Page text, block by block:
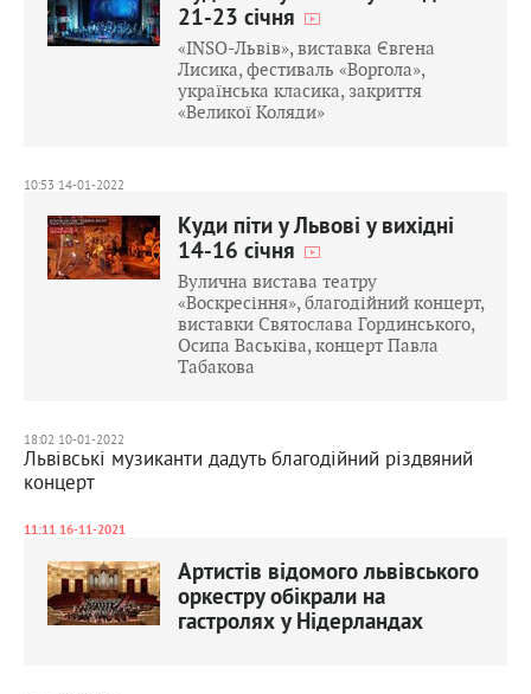
21-23 січня
«INSO-Львів», виставка Євгена
Лисика, фестиваль «Воргола»,
українська класика, закриття
«Великої Коляди»
10:53 14-01-2022
Куди піти у Львові у вихідні
14-16 січня
Вулична вистава театру
«Воскресіння», благодійний концерт,
виставки Святослава Гординського,
Осипа Васьківа, концерт Павла
Табакова
18:02 10-01-2022
Львівські музиканти дадуть благодійний різдвяний
концерт
11:11 16-11-2021
Артистів відомого львівського
оркестру обікрали на
гастролях у Нідерландах